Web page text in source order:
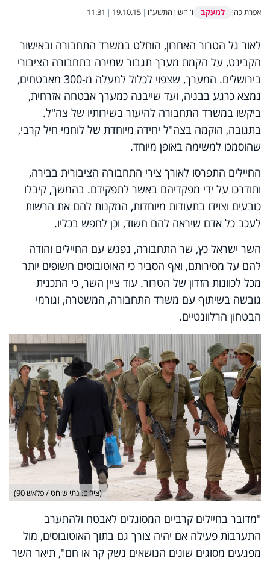
אפרת כהן למעקב ו' חשון התשע"ו |
19.10.15
|
11:31
לאור גל הטרור האחרון, הוחלט במשרד התחבורה ובאישור
הקבינט, על הקמת מערך תגבור שמירה בתחבורה הציבורי
בירושלים. המערך, שצפוי לכלול למעלה מ-300 מאבטחים,
נמצא כרגע בבניה, ועד שייבנה כמערך אבטחה אזרחית,
ביקשו במשרד התחבורה להיעזר בשירותיו של צה"ל.
בתגובה, הוקמה בצה"ל יחידה מיוחדת של לוחמי חיל קרבי,
שהוסמכו למשימה באופן מיוחד.
החיילים התפרסו לאורך צירי התחבורה הציבורית בבירה,
ותודרכו על ידי מפקדיהם באשר לתפקידם. בהמשך, קיבלו
כובעים וצוידו בתעודות מיוחדות, המקנות להם את הרשות
לעכב כל אדם שיראה להם חשוד, וכן לחפש בכליו.
השר ישראל כץ, שר התחבורה, נפגש עם החיילים והודה
להם על מסירותם, ואף הסביר כי האוטובוסים חשופים יותר
מכל לכוונות הזדון של הטרור. עוד ציין השר, כי התכנית
גובשה בשיתוף עם משרד התחבורה, המשטרה, וגורמי
הבטחון הרלוונטיים.
(צילום: נתי שוחט / פלאש 90)
"מדובר בחיילים קרביים המסוגלים לאבטח ולהתערב
התערבות פעילה אם יהיה צורך גם בתוך האוטובוסים, מול
מפגעים מסוגים שונים הנושאים נשק קר או חם", תיאר השר